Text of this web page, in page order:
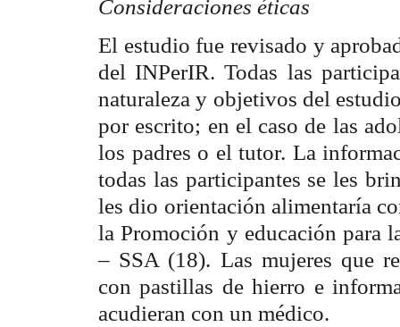
Consideraciones éticas
El estudio fue revisado y
del INPerIR. Todas las
naturaleza y objetivos del
por escrito; en el caso de las
los padres o el tutor. La
todas las participantes se les
les dio orientación alimentaría
la Promoción y educación para
– SSA (18). Las mujeres que
con pastillas de hierro e
acudieran con un médico.